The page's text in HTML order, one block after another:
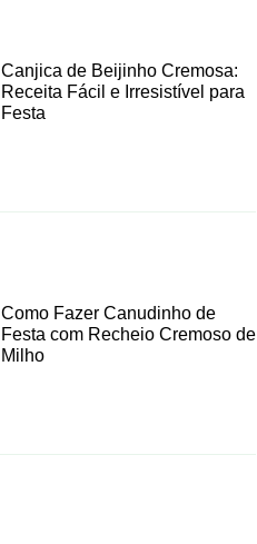
Canjica de Beijinho Cremosa:
Receita Fácil e Irresistível para
Festa
Como Fazer Canudinho de
Festa com Recheio Cremoso de
Milho